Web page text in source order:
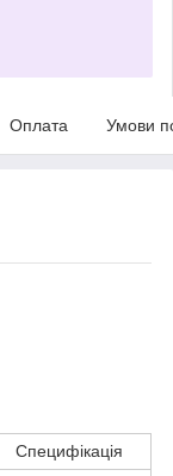
Оплата Умови
Специфікація